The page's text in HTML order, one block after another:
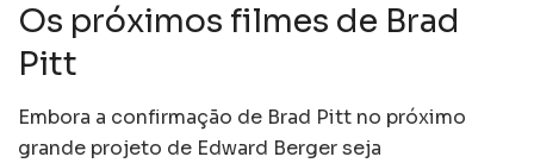
Os próximos filmes de Brad
Pitt
Embora a confirmação de Brad Pitt no próximo
grande projeto de Edward Berger seja